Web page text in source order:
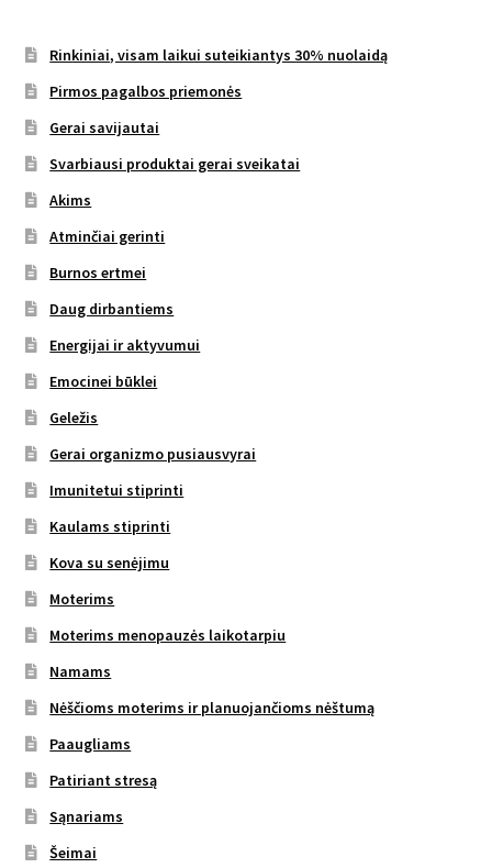
Rinkiniai, visam laikui suteikiantys 30% nuolaidą
Pirmos pagalbos priemonės
Gerai savijautai
Svarbiausi produktai gerai sveikatai
Akims
Atminčiai gerinti
Burnos ertmei
Daug dirbantiems
Energijai ir aktyvumui
Emocinei būklei
Geležis
Gerai organizmo pusiausvyrai
Imunitetui stiprinti
Kaulams stiprinti
Kova su senėjimu
Moterims
Moterims menopauzės laikotarpiu
Namams
Nėščioms moterims ir planuojančioms nėštumą
Paaugliams
Patiriant stresą
Sąnariams
Šeimai